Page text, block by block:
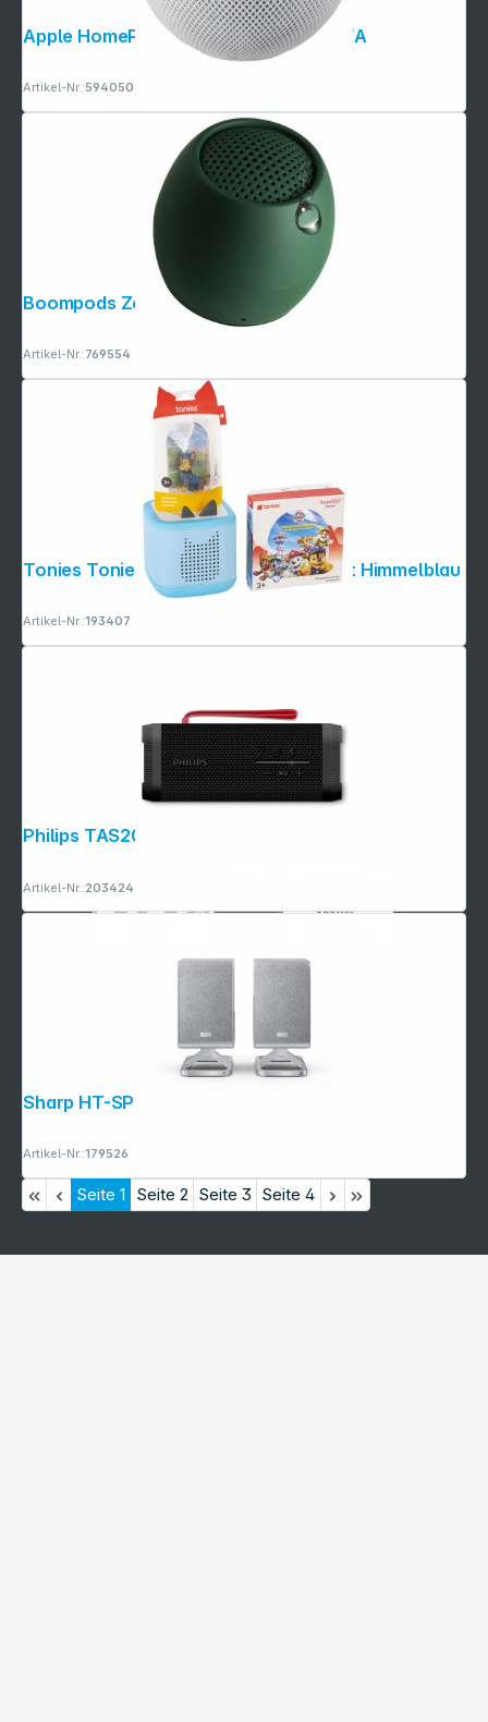
Apple HomePod mini - White MY5H2D/A
Artikel-Nr.:594050
Boompods Zero Green
Artikel-Nr.:769554
Tonies Toniebox 2 Full Play Starterset Himmelblau
Artikel-Nr.:193407
Artikel-Nr.:203424
Artikel-Nr.:179526
Seite 1 Seite 2 Seite 3 Seite 4
Copyright © 2001 - 2026 dexxIT. Alle Rechte vorbehalten.